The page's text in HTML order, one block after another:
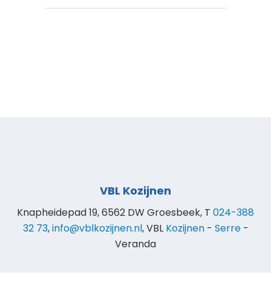
VBL Kozijnen
Knapheidepad 19, 6562 DW Groesbeek, T 024-388
32 73,info@vblkozijnen.nl, VBL Kozijnen- Serre-
Veranda